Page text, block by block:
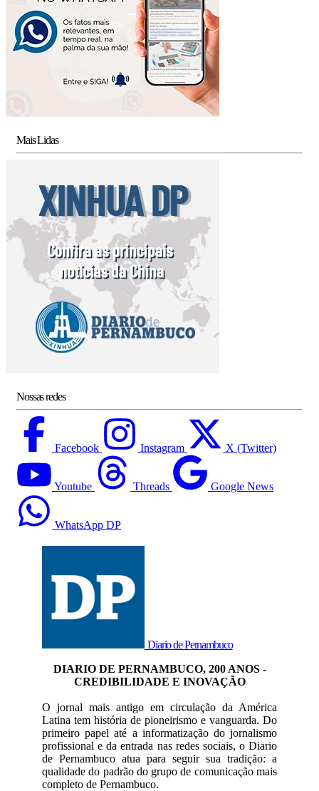
Mais Lidas
Nossas redes
Facebook Instagram X (Twitter)
Youtube Threads Google News
WhatsApp DP
Diario de Pernambuco
DIARIO DE PERNAMBUCO, 200 ANOS -
CREDIBILIDADE E INOVAÇÃO
O jornal mais antigo em circulação da América
Latina tem história de pioneirismo e vanguarda. Do
primeiro papel até a informatização do jornalismo
profissional e da entrada nas redes sociais, o Diario
de Pernambuco atua para seguir sua tradição: a
qualidade do padrão do grupo de comunicação mais
completo de Pernambuco.